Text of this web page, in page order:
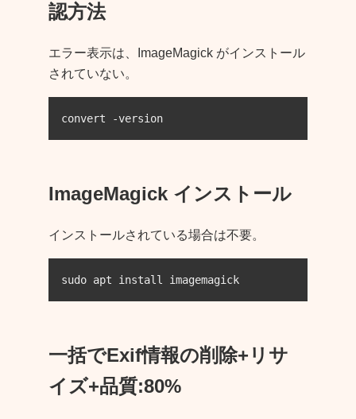
認方法
エラー表示は、ImageMagick がインストール
されていない。
convert -version
ImageMagick インストール
インストールされている場合は不要。
sudo apt install imagemagick
一括でExif情報の削除+リサ
イズ+品質:80%